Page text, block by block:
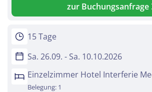
Teile diese Reise
zur Buchungsanfrage
15 Tage
Sa. 26.09. - Sa. 10.10.2026
Einzelzimmer Hotel Interferie
Belegung: 1